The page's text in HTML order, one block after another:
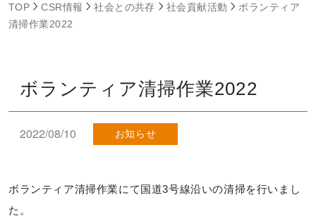
TOP CSR情報 社会との共存 社会貢献活動
ボランティア
清掃作業2022
ボランティア清掃作業2022
2022/08/10 お知らせ
ボランティア清掃作業にて国道3号線沿いの清掃を行いまし
た。